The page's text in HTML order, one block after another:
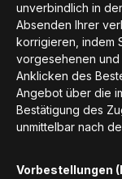
unverbindlich in
Absenden Ihrer
korrigieren, indem
vorgesehenen und
Anklicken des
Angebot über die
Bestätigung des
unmittelbar nach
Vorbestellungen